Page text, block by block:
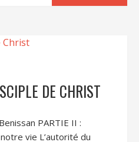
DE CHRIST
PARTIE II :
vie L’autorité du